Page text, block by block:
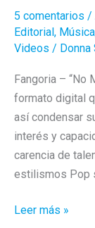
5 comentarios /
Editorial, Música
Videos / Donna
Fangoria – “No
formato digital
así condensar
interés y
carencia de
estilismos Pop
Fangoria
Leer más »